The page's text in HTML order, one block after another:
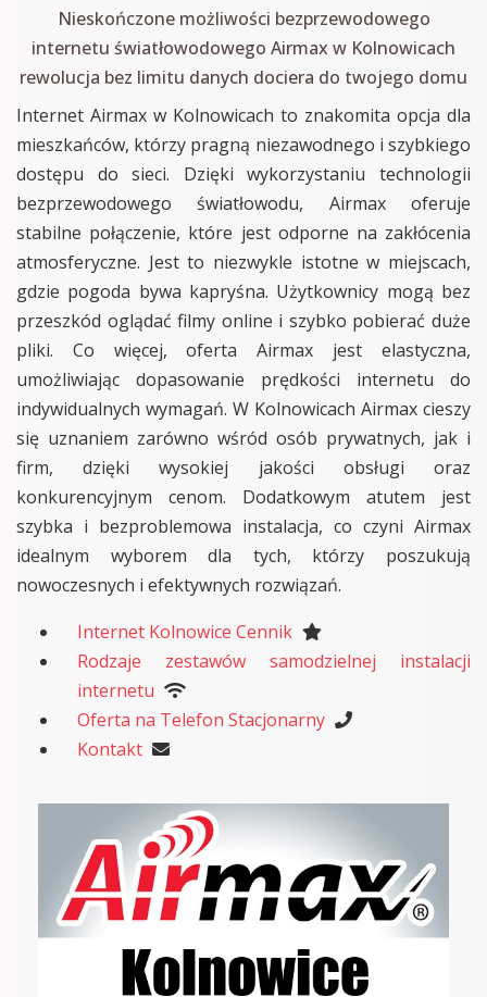
Nieskończone możliwości bezprzewodowego
internetu światłowodowego Airmax w Kolnowicach
rewolucja bez limitu danych dociera do twojego domu
Internet Airmax w Kolnowicach to znakomita opcja dla
mieszkańców, którzy pragną niezawodnego i szybkiego
dostępu do sieci. Dzięki wykorzystaniu technologii
bezprzewodowego światłowodu, Airmax oferuje
stabilne połączenie, które jest odporne na zakłócenia
atmosferyczne. Jest to niezwykle istotne w miejscach,
gdzie pogoda bywa kapryśna. Użytkownicy mogą bez
przeszkód oglądać filmy online i szybko pobierać duże
pliki. Co więcej, oferta Airmax jest elastyczna,
umożliwiając dopasowanie prędkości internetu do
indywidualnych wymagań. W Kolnowicach Airmax cieszy
się uznaniem zarówno wśród osób prywatnych, jak i
firm, dzięki wysokiej jakości obsługi oraz
konkurencyjnym cenom. Dodatkowym atutem jest
szybka i bezproblemowa instalacja, co czyni Airmax
idealnym wyborem dla tych, którzy poszukują
nowoczesnych i efektywnych rozwiązań.
Internet Kolnowice Cennik
Rodzaje zestawów samodzielnej instalacji
internetu
Oferta na Telefon Stacjonarny
Kontakt